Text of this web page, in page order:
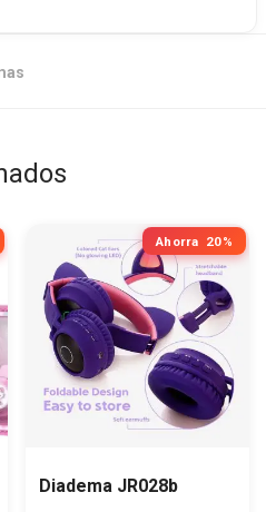
Ahorra 20%
Diadema JR028b